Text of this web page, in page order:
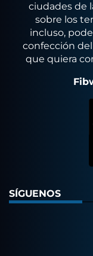
ciudades de
sobre los
incluso,
confección
que quiera
SÍGUENOS